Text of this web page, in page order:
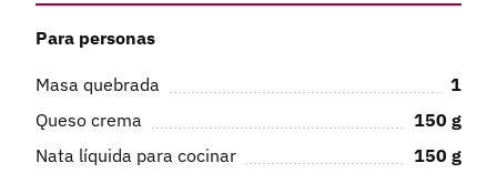
Para personas
Masa quebrada
1
Queso crema
150 g
Nata líquida para cocinar
150 g